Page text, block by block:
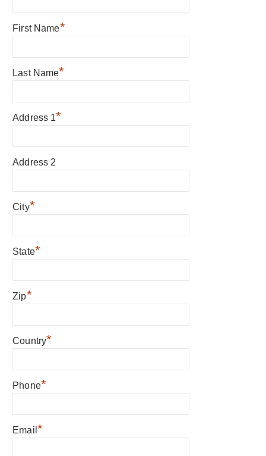
First Name*
Last Name*
Address 1*
Address 2
City*
State*
Zip*
Country*
Phone*
Email *